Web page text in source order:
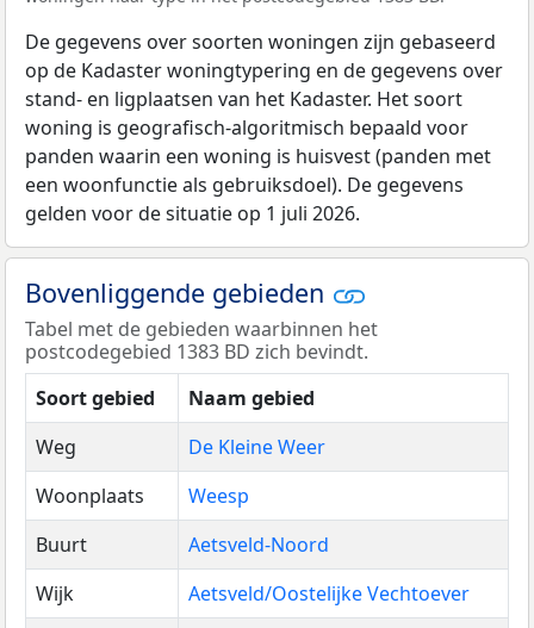
De gegevens over soorten woningen zijn gebaseerd
op de Kadaster woningtypering en de gegevens over
stand- en ligplaatsen van het Kadaster. Het soort
woning is geografisch-algoritmisch bepaald voor
panden waarin een woning is huisvest (panden met
een woonfunctie als gebruiksdoel). De gegevens
gelden voor de situatie op 1 juli 2026.
Bovenliggende gebieden
Tabel met de gebieden waarbinnen het
postcodegebied 1383 BD zich bevindt.
Soort gebied
Naam gebied
Weg
De Kleine Weer
Woonplaats
Weesp
Buurt
Aetsveld-Noord
Wijk
Aetsveld/Oostelijke Vechtoever